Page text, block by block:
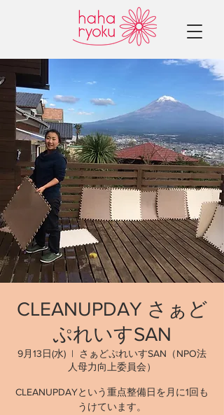
CLEANUPDAY さぁど
ぷれいすSAN
9月13日(水)
  |
さぁどぷれいすSAN（NPO法
人母力向上委員会）
CLEANUPDAYという重点整備日を月に1回も
うけています。